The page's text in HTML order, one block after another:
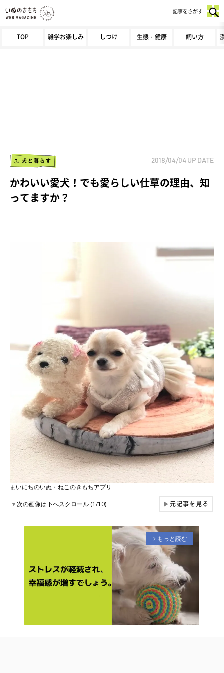
TOP 雑学お楽しみ しつけ 生態・健康 飼い方
記事をさがす
犬と暮らす 2018/04/04 UP DATE
かわいい愛犬！でも愛らしい仕草の理由、知
ってますか？
まいにちのいぬ・ねこのきもちアプリ
▼次の画像は下へスクロール (1/10) ▶元記事を見る
arrow_forward_ios もっと読む